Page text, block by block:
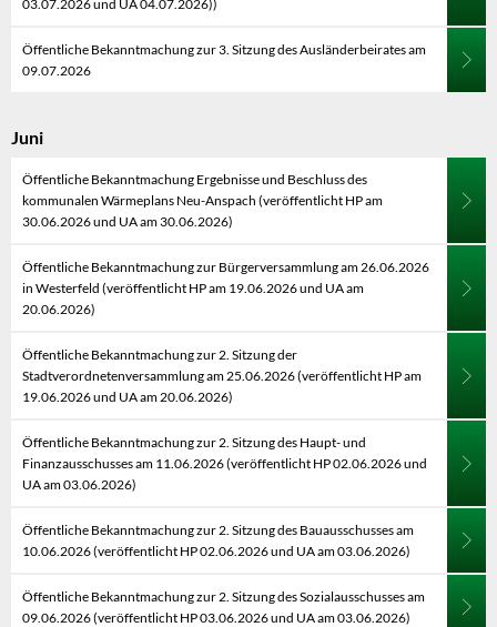
03.07.2026 und UA 04.07.2026))
Öffentliche Bekanntmachung zur 3. Sitzung des Ausländerbeirates am
09.07.2026
Juni
Öffentliche Bekanntmachung Ergebnisse und Beschluss des
kommunalen Wärmeplans Neu-Anspach (veröffentlicht HP am
30.06.2026 und UA am 30.06.2026)
Öffentliche Bekanntmachung zur Bürgerversammlung am 26.06.2026
in Westerfeld (veröffentlicht HP am 19.06.2026 und UA am
20.06.2026)
Öffentliche Bekanntmachung zur 2. Sitzung der
Stadtverordnetenversammlung am 25.06.2026 (veröffentlicht HP am
19.06.2026 und UA am 20.06.2026)
Öffentliche Bekanntmachung zur 2. Sitzung des Haupt- und
Finanzausschusses am 11.06.2026 (veröffentlicht HP 02.06.2026 und
UA am 03.06.2026)
Öffentliche Bekanntmachung zur 2. Sitzung des Bauausschusses am
10.06.2026 (veröffentlicht HP 02.06.2026 und UA am 03.06.2026)
Öffentliche Bekanntmachung zur 2. Sitzung des Sozialausschusses am
09.06.2026 (veröffentlicht HP 03.06.2026 und UA am 03.06.2026)